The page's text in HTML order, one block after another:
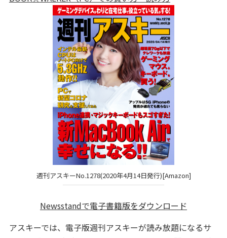
週刊アスキーNo.1278(2020年4月14日発行)[Amazon]
Newsstandで電子書籍版をダウンロード
アスキーでは、電子版週刊アスキーが読み放題になるサ